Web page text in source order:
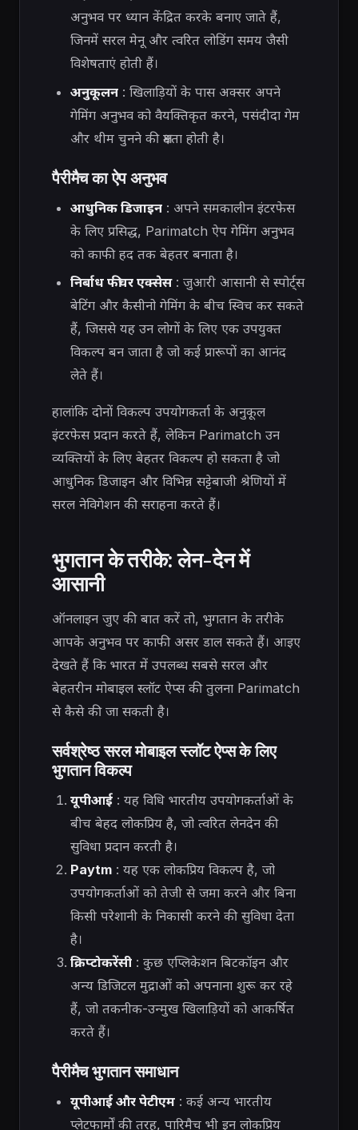
अनुभव पर ध्यान केंद्रित करके बनाए जाते हैं,
जिनमें सरल मेनू और त्वरित लोडिंग समय जैसी
विशेषताएं होती हैं।
अनुकूलन: खिलाड़ियों के पास अक्सर अपने
गेमिंग अनुभव को वैयक्तिकृत करने, पसंदीदा गेम
और थीम चुनने की क्षमता होती है।
पैरीमैच का ऐप अनुभव
आधुनिक डिजाइन: अपने समकालीन इंटरफेस
के लिए प्रसिद्ध, Parimatch ऐप गेमिंग अनुभव
को काफी हद तक बेहतर बनाता है।
निर्बाध फीचर एक्सेस: जुआरी आसानी से स्पोर्ट्स
बेटिंग और कैसीनो गेमिंग के बीच स्विच कर सकते
हैं, जिससे यह उन लोगों के लिए एक उपयुक्त
विकल्प बन जाता है जो कई प्रारूपों का आनंद
लेते हैं।
हालांकि दोनों विकल्प उपयोगकर्ता के अनुकूल
इंटरफेस प्रदान करते हैं, लेकिन Parimatch उन
व्यक्तियों के लिए बेहतर विकल्प हो सकता है जो
आधुनिक डिजाइन और विभिन्न सट्टेबाजी श्रेणियों में
सरल नेविगेशन की सराहना करते हैं।
भुगतान के तरीके: लेन-देन में
आसानी
ऑनलाइन जुए की बात करें तो, भुगतान के तरीके
आपके अनुभव पर काफी असर डाल सकते हैं। आइए
देखते हैं कि भारत में उपलब्ध सबसे सरल और
बेहतरीन मोबाइल स्लॉट ऐप्स की तुलना Parimatch
से कैसे की जा सकती है।
सर्वश्रेष्ठ सरल मोबाइल स्लॉट ऐप्स के लिए
भुगतान विकल्प
यूपीआई: यह विधि भारतीय उपयोगकर्ताओं के
बीच बेहद लोकप्रिय है, जो त्वरित लेनदेन की
सुविधा प्रदान करती है।
Paytm: यह एक लोकप्रिय विकल्प है, जो
उपयोगकर्ताओं को तेजी से जमा करने और बिना
किसी परेशानी के निकासी करने की सुविधा देता
है।
क्रिप्टोकरेंसी: कुछ एप्लिकेशन बिटकॉइन और
अन्य डिजिटल मुद्राओं को अपनाना शुरू कर रहे
हैं, जो तकनीक-उन्मुख खिलाड़ियों को आकर्षित
करते हैं।
पैरीमैच भुगतान समाधान
यूपीआई और पेटीएम: कई अन्य भारतीय
प्लेटफार्मों की तरह, पारिमैच भी इन लोकप्रिय